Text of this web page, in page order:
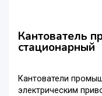
Кантователь
стационарный
Кантователи
электрическим